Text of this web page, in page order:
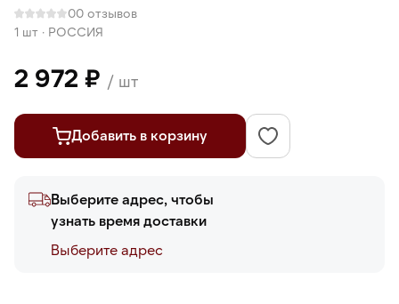
00 отзывов
1 шт · РОССИЯ
2 972 ₽ / шт
Добавить в корзину
Выберите адрес, чтобы
узнать время доставки
Выберите адреc